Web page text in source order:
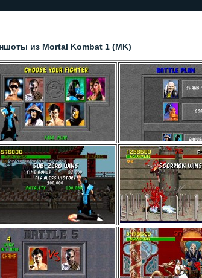
из Mortal Kombat 1 (MK)